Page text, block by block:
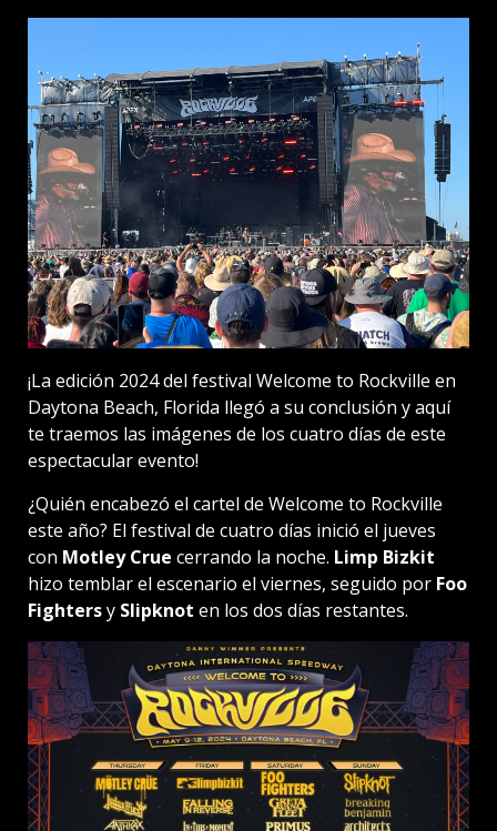
¡La edición 2024 del festival Welcome to Rockville en
Daytona Beach, Florida llegó a su conclusión y aquí
te traemos las imágenes de los cuatro días de este
espectacular evento!
¿Quién encabezó el cartel de Welcome to Rockville
este año? El festival de cuatro días inició el jueves
con Motley Crue cerrando la noche. Limp Bizkit
hizo temblar el escenario el viernes, seguido por Foo
Fightersy Slipknot en los dos días restantes.